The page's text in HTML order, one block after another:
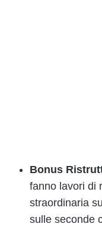
Bonus
fanno lavori di
straordinaria
sulle seconde